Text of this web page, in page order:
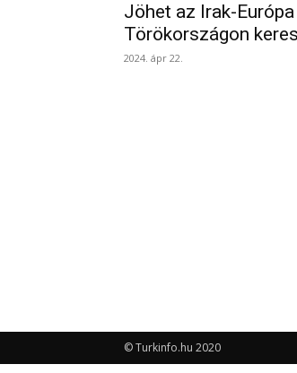
Jöhet az Irak-
Törökországon
2024. ápr 22.
© Turkinfo.hu 2020